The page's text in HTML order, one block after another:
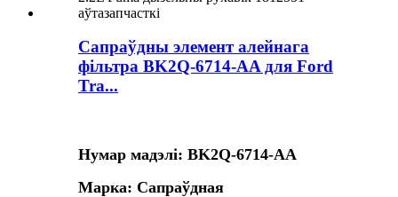
Сапраўдны элемент алейнага
фільтра BK2Q-6714-AA для Ford
Tra...
Нумар мадэлі: BK2Q-6714-AA
Марка: Сапраўдная